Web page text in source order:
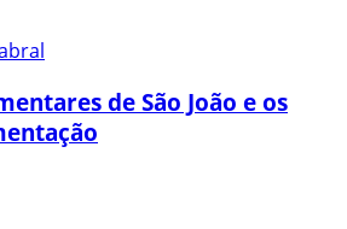
de São João e os